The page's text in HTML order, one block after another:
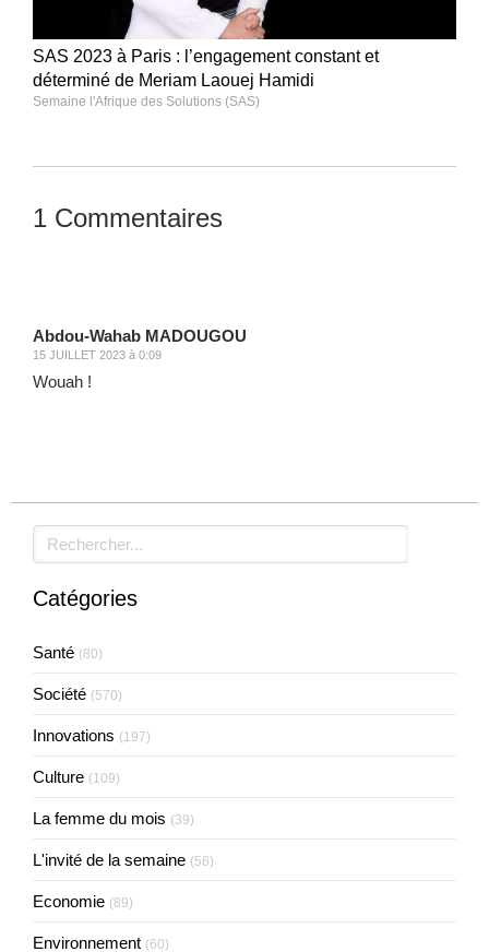
SAS 2023 à Paris : l’engagement constant et
déterminé de Meriam Laouej Hamidi
Semaine l'Afrique des Solutions (SAS)
1 Commentaires
Abdou-Wahab MADOUGOU
15 JUILLET 2023 à 0:09
Wouah !
Rechercher
Catégories
Santé (80)
Société (570)
Innovations (197)
Culture (109)
La femme du mois (39)
L'invité de la semaine (56)
Economie (89)
Environnement (60)